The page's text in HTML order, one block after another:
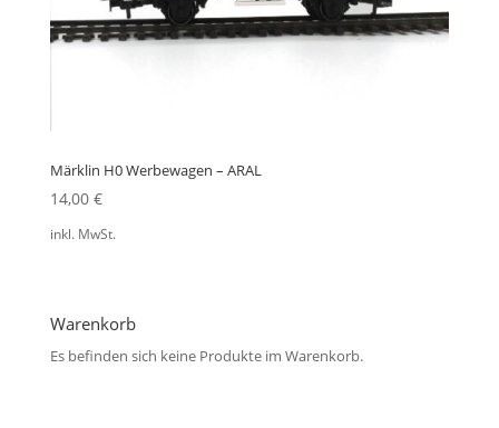
Märklin H0 Werbewagen – ARAL
14,00 €
inkl. MwSt.
Warenkorb
Es befinden sich keine Produkte im Warenkorb.